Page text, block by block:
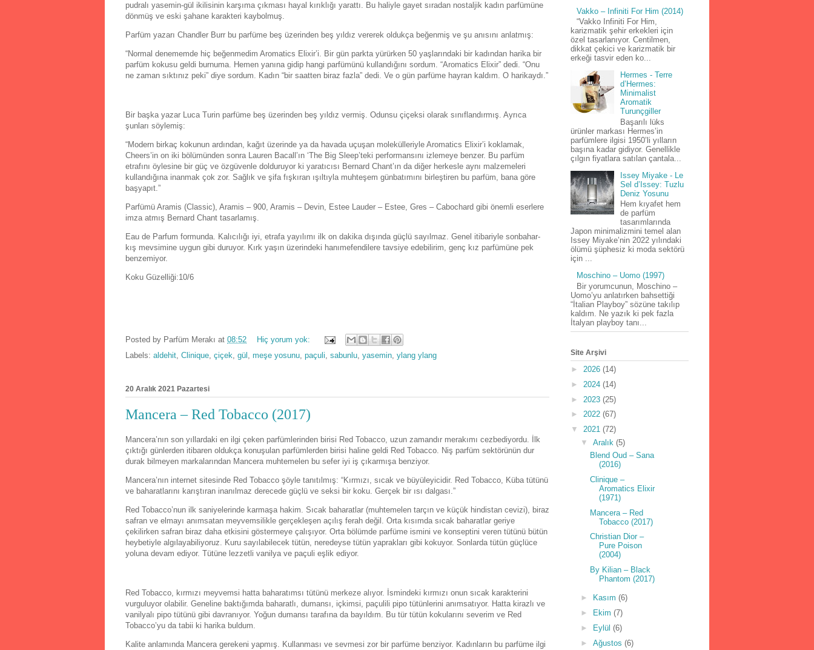
pudralı yasemin-gül ikilisinin karşıma çıkması hayal kırıklığı yarattı. Bu haliyle gayet sıradan nostaljik kadın parfümüne
dönmüş ve eski şahane karakteri kaybolmuş.
Parfüm yazarı Chandler Burr bu parfüme beş üzerinden beş yıldız vererek oldukça beğenmiş ve şu anısını anlatmış:
“Normal denememde hiç beğenmedim Aromatics Elixir’i. Bir gün parkta yürürken 50 yaşlarındaki bir kadından harika bir
parfüm kokusu geldi burnuma. Hemen yanına gidip hangi parfümünü kullandığını sordum. “Aromatics Elixir” dedi. “Onu
ne zaman sıktınız peki” diye sordum. Kadın “bir saatten biraz fazla” dedi. Ve o gün parfüme hayran kaldım. O harikaydı.”
Bir başka yazar Luca Turin parfüme beş üzerinden beş yıldız vermiş. Odunsu çiçeksi olarak sınıflandırmış. Ayrıca
şunları söylemiş:
“Modern birkaç kokunun ardından, kağıt üzerinde ya da havada uçuşan molekülleriyle Aromatics Elixir’i koklamak,
Cheers’in on iki bölümünden sonra Lauren Bacall’ın ‘The Big Sleep’teki performansını izlemeye benzer. Bu parfüm
etrafını öylesine bir güç ve özgüvenle dolduruyor ki yaratıcısı Bernard Chant’ın da diğer herkesle aynı malzemeleri
kullandığına inanmak çok zor. Sağlık ve şifa fışkıran ışıltıyla muhteşem günbatımını birleştiren bu parfüm, bana göre
başyapıt.”
Parfümü Aramis (Classic), Aramis – 900, Aramis – Devin, Estee Lauder – Estee, Gres – Cabochard gibi önemli eserlere
imza atmış Bernard Chant tasarlamış.
Eau de Parfum formunda. Kalıcılığı iyi, etrafa yayılımı ilk on dakika dışında güçlü sayılmaz. Genel itibariyle sonbahar-
kış mevsimine uygun gibi duruyor. Kırk yaşın üzerindeki hanımefendilere tavsiye edebilirim, genç kız parfümüne pek
benzemiyor.
Koku Güzelliği:10/6
Posted by Parfüm Merakı at 08:52
Hiç yorum yok:
Labels: aldehit, Clinique, çiçek, gül , meşe yosunu, paçuli, sabunlu, yasemin, ylang ylang
20 Aralık 2021 Pazartesi
Mancera – Red Tobacco (2017)
Mancera’nın son yıllardaki en ilgi çeken parfümlerinden birisi Red Tobacco, uzun zamandır merakımı cezbediyordu. İlk
çıktığı günlerden itibaren oldukça konuşulan parfümlerden birisi haline geldi Red Tobacco. Niş parfüm sektörünün dur
durak bilmeyen markalarından Mancera muhtemelen bu sefer iyi iş çıkarmışa benziyor.
Mancera’nın internet sitesinde Red Tobacco şöyle tanıtılmış: “Kırmızı, sıcak ve büyüleyicidir. Red Tobacco, Küba tütünü
ve baharatlarını karıştıran inanılmaz derecede güçlü ve seksi bir koku. Gerçek bir ısı dalgası.”
Red Tobacco’nun ilk saniyelerinde karmaşa hakim. Sıcak baharatlar (muhtemelen tarçın ve küçük hindistan cevizi), biraz
safran ve elmayı anımsatan meyvemsilikle gerçekleşen açılış ferah değil. Orta kısımda sıcak baharatlar geriye
çekilirken safran biraz daha etkisini göstermeye çalışıyor. Orta bölümde parfüme ismini ve konseptini veren tütünü bütün
heybetiyle algılayabiliyoruz. Kuru sayılabilecek tütün, neredeyse tütün yaprakları gibi kokuyor. Sonlarda tütün güçlüce
yoluna devam ediyor. Tütüne lezzetli vanilya ve paçuli eşlik ediyor.
Red Tobacco, kırmızı meyvemsi hatta baharatımsı tütünü merkeze alıyor. İsmindeki kırmızı onun sıcak karakterini
vurguluyor olabilir. Geneline baktığımda baharatlı, dumansı, içkimsi, paçulili pipo tütünlerini anımsatıyor. Hatta kirazlı ve
vanilyalı pipo tütünü gibi davranıyor. Yoğun dumansı tarafına da bayıldım. Bu tür tütün kokularını severim ve Red
Tobacco’yu da tabii ki harika buldum.
Kalite anlamında Mancera gerekeni yapmış. Kullanması ve sevmesi zor bir parfüme benziyor. Kadınların bu parfüme ilgi
Vakko – Infiniti For Him (2014)
“Vakko Infiniti For Him,
karizmatik şehir erkekleri için
özel tasarlanıyor. Centilmen,
dikkat çekici ve karizmatik bir
erkeği tasvir eden ko...
Hermes - Terre
d’Hermes:
Minimalist
Aromatik
Turunçgiller
Başarılı lüks
ürünler markası Hermes’in
parfümlere ilgisi 1950’li yılların
başına kadar gidiyor. Genellikle
çılgın fiyatlara satılan çantala...
Issey Miyake - Le
Sel d’Issey: Tuzlu
Deniz Yosunu
Hem kıyafet hem
de parfüm
tasarımlarında
Japon minimalizmini temel alan
Issey Miyake’nin 2022 yılındaki
ölümü şüphesiz ki moda sektörü
için ...
Moschino – Uomo (1997)
Bir yorumcunun, Moschino –
Uomo’yu anlatırken bahsettiği
“İtalian Playboy” sözüne takılıp
kaldım. Ne yazık ki pek fazla
İtalyan playboy tanı...
Site Arşivi
► 2026 (14)
► 2024 (14)
► 2023 (25)
► 2022 (67)
▼ 2021 (72)
▼ Aralık (5)
Blend Oud – Sana
(2016)
Clinique –
Aromatics Elixir
(1971)
Mancera – Red
Tobacco (2017)
Christian Dior –
Pure Poison
(2004)
By Kilian – Black
Phantom (2017)
► Kasım (6)
►
Ekim (7)
►
Eylül (6)
► Ağustos (6)